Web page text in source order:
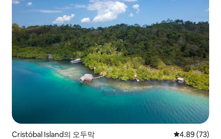
Cristóbal Island의 오두막 평점 4.89점(5
4.89 (73)